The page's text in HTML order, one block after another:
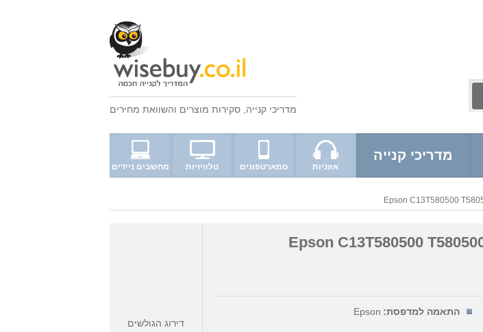
מדריכי קנייה סקירות מוצרים והשוואת מחירים
מדריכי קנייה
אוזניות סמארטפונים טלוויזיות מחשבים ניידים
התאמה למדפסת: Epson
דירוג הגולשים